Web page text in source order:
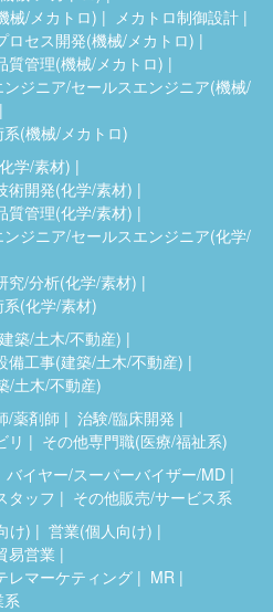
械/メカトロ)
メカトロ制御設計
ロセス開発(機械/メカトロ)
質管理(機械/メカトロ)
ジニア/セールスエンジニア(機械/
(機械/メカトロ)
学/素材)
術開発(化学/素材)
質管理(化学/素材)
ジニア/セールスエンジニア(化学/
究/分析(化学/素材)
(化学/素材)
築/土木/不動産)
備工事(建築/土木/不動産)
/土木/不動産)
/薬剤師
治験/臨床開発
リ
その他専門職(医療/福祉系)
バイヤー/スーパーバイザー/MD
タッフ
その他販売/サービス系
け)
営業(個人向け)
易営業
レマーケティング
MR